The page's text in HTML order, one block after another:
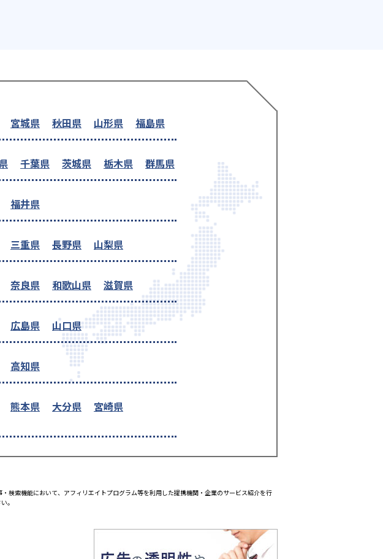
宮城県 秋田県 山形県 福島県
千葉県 茨城県 栃木県 群馬県
福井県
三重県 長野県 山梨県
奈良県 和歌山県 滋賀県
広島県 山口県
高知県
熊本県 大分県
宮崎県
索機能において、アフィリエイトプログラム等を利用した提携機関・企業のサービス紹介を行
。